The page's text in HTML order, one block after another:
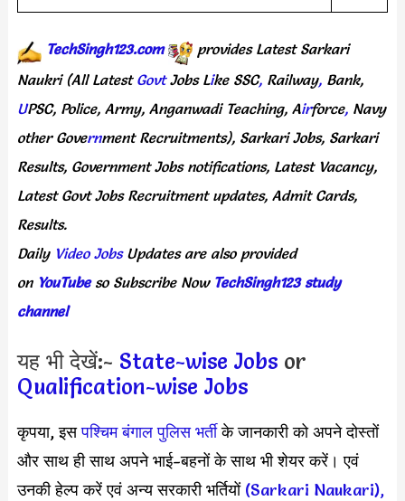
TechSingh123.com provides Latest Sarkari
Naukri (All Latest Govt Jobs Like SSC, Railway, Bank,
UPSC, Police, Army, Anganwadi Teaching, Airforce, Navy
other Government Recruitments), Sarkari Jobs, Sarkari
Results, Government Jobs notifications, Latest Vacancy,
Latest Govt Jobs Recruitment updates, Admit Cards,
Results.
Daily Video JobsUpdates are also provided
on YouTubeso Subscribe Now TechSingh123 study
channel
यह भी देखें:- State-wise Jobs or
Qualification-wise Jobs
कृपया, इसपश्चिम बंगाल पुलिस भर्तीके जानकारी को अपने दोस्तों
और साथ ही साथ अपने भाई-बहनों के साथ भी शेयर करें। एवं
उनकी हेल्प करें एवं अन्य सरकारी भर्तियों (Sarkari Naukari),